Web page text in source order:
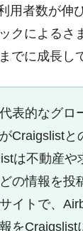
用者数が伸
クによるさ
でに成長し
表的なグロ
Craigslistと
は不動産や
の情報を投
イトで、
をCraigslist